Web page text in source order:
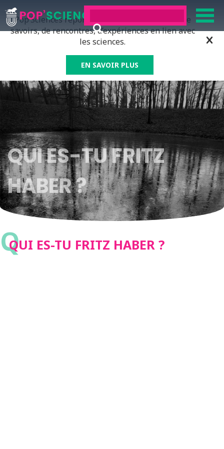
Pop’Sciences répond à tous ceux qui ont soif de
savoirs, de rencontres, d’expériences en lien avec
les sciences.
EN SAVOIR PLUS
QUI ES-TU FRITZ
HABER ?
Q
QUI ES-TU FRITZ HABER ?